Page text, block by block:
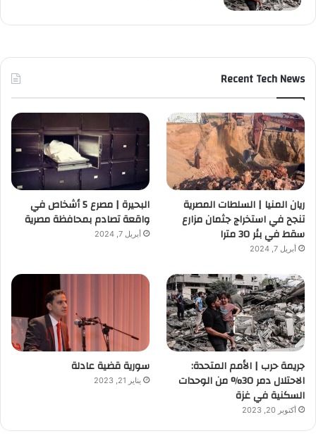
Recent Tech News
ريان المنيا | السلطات المصرية
تنجح في استخراج جثمان مزارع
سقط في بئر 30 مترا
أبريل 7, 2024
البحيرة | مصرع 5 أشخاص في
واقعة تصادم بمحافظة مصرية
أبريل 7, 2024
جريمة حرب | الأمم المتحدة:
الاحتلال دمر 30% من الوحدات
السكنية في غزة
أكتوبر 20, 2023
سورية قضية عادلة
يناير 21, 2023